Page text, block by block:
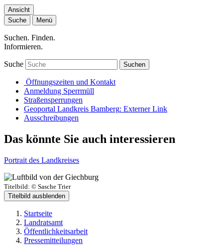
Ansicht
Suche
Menü
Suchen. Finden.
Informieren.
Suche Suchen
Öffnungszeiten und Kontakt
Anmeldung Sperrmüll
Straßensperrungen
Geoportal Landkreis Bamberg: Externer Link
Ausschreibungen
Das könnte Sie auch interessieren
Portrait des Landkreises
Titelbild: © Sasche Trier
Titelbild ausblenden
Startseite
Landratsamt
Öffentlichkeitsarbeit
Pressemitteilungen